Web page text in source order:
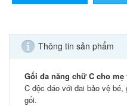
Thông tin sản phẩm
Gối đa năng chữ C cho mẹ
C độc đáo với đai bảo vệ
gối.